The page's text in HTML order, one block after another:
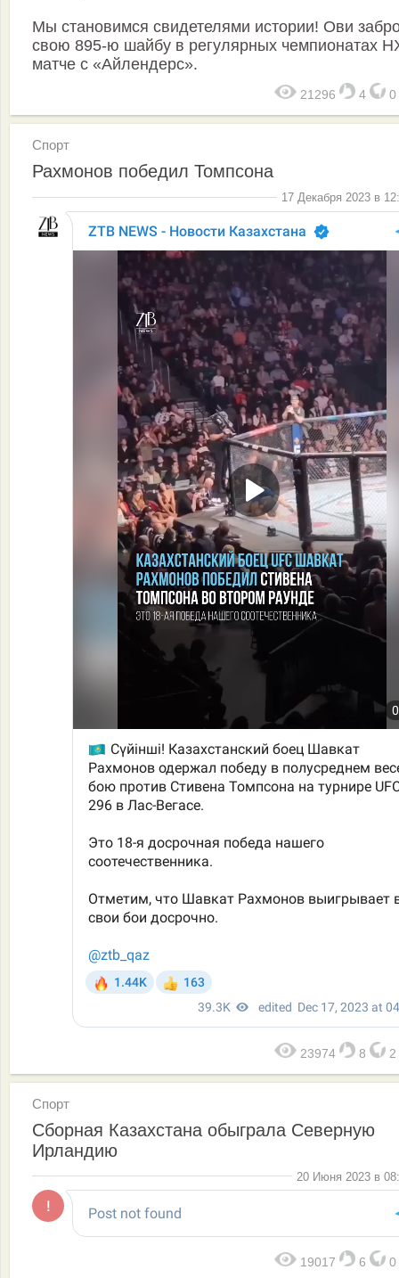
Мы становимся свидетелями истории! Ови
свою 895-ю шайбу в регулярных чемпионатах
матче с «Айлендерс».
21296 4 0
Спорт
Рахмонов победил Томпсона
17 Декабря 2023 в
23974 8 2
Спорт
Сборная Казахстана обыграла Северную
Ирландию
20 Июня 2023 в
19017 6 0